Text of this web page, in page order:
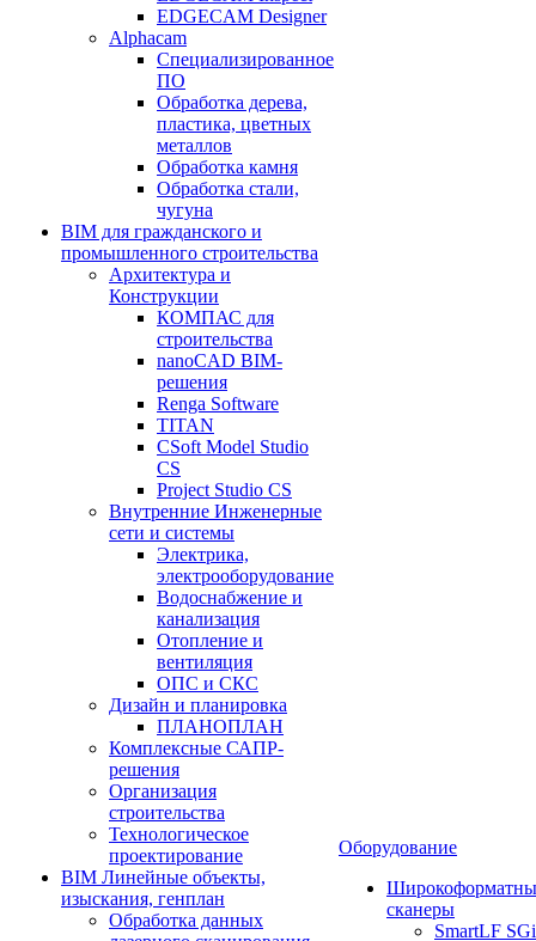
EDGECAM Designer
Alphacam
Специализированное
ПО
Обработка дерева,
пластика, цветных
металлов
Обработка камня
Обработка стали,
чугуна
BIM для гражданского и
промышленного строительства
Архитектура и
Конструкции
КОМПАС для
строительства
nanoCAD BIM-
решения
Renga Software
TITAN
CSoft Model Studio
CS
Project Studio CS
Внутренние Инженерные
сети и системы
Электрика,
электрооборудование
Водоснабжение и
канализация
Отопление и
вентиляция
ОПС и СКС
Дизайн и планировка
ПЛАНОПЛАН
Комплексные САПР-
решения
Организация
строительства
Технологическое
проектирование
BIM Линейные объекты,
изыскания, генплан
Обработка данных
Оборудование
сканеры
SmartLF SGi